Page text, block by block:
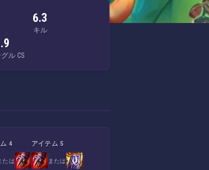
6.3
キル
ル CS
4
たは
アイテム 5
または